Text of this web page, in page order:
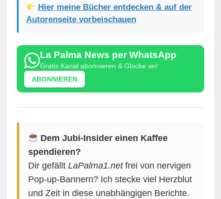
Hier meine Bücher entdecken & auf der
Autorenseite vorbeischauen
La Palma News per WhatsApp
Gratis Kanal abonnieren & Glocke an!
ABONNIEREN
Dem Jubi-Insider einen Kaffee
spendieren?
Dir gefällt LaPalma1.netfrei von nervigen
Pop-up-Bannern? Ich stecke viel Herzblut
und Zeit in diese unabhängigen Berichte.